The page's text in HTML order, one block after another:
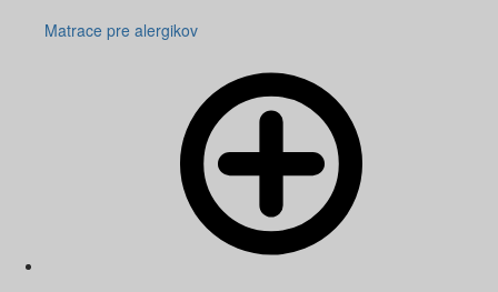
Matrace pre alergikov